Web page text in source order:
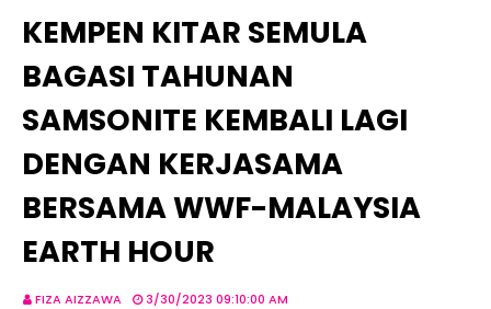
KEMPEN KITAR SEMULA
BAGASI TAHUNAN
SAMSONITE KEMBALI LAGI
DENGAN KERJASAMA
BERSAMA WWF-MALAYSIA
EARTH HOUR
FIZA AIZZAWA 3/30/2023 09:10:00 AM